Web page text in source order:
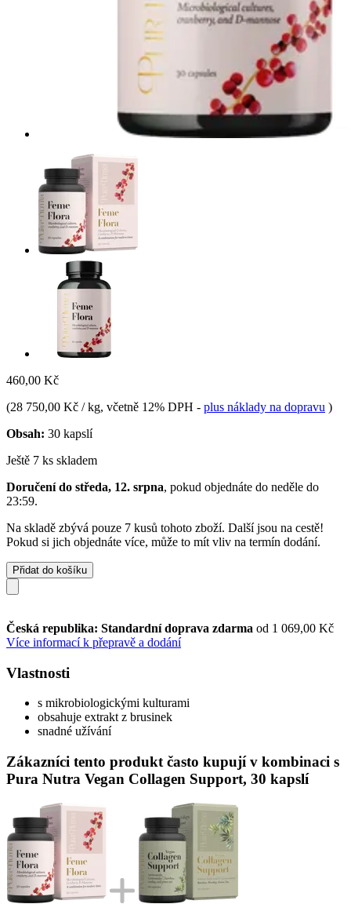
460,00 Kč
(28 750,00 Kč / kg, včetně 12% DPH - plus náklady na dopravu )
Obsah: 30 kapslí
Ještě 7 ks skladem
Doručení do středa, 12. srpna, pokud objednáte do neděle do
23:59.
Na skladě zbývá pouze 7 kusů tohoto zboží. Další jsou na cestě!
Pokud si jich objednáte více, může to mít vliv na termín dodání.
Přidat do košíku
Česká republika: Standardní doprava zdarma od 1 069,00 Kč
Více informací k přepravě a dodání
Vlastnosti
s mikrobiologickými kulturami
obsahuje extrakt z brusinek
snadné užívání
Zákazníci tento produkt často kupují v kombinaci s
Pura Nutra Vegan Collagen Support, 30 kapslí